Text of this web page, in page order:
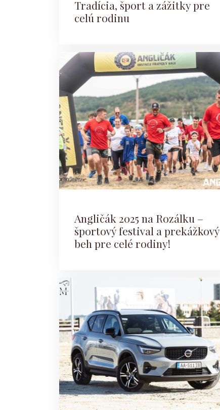
Tradícia, šport a zážitky pre
celú rodinu
Angličák 2025 na Rozálku –
športový festival a prekážkový
beh pre celé rodiny!